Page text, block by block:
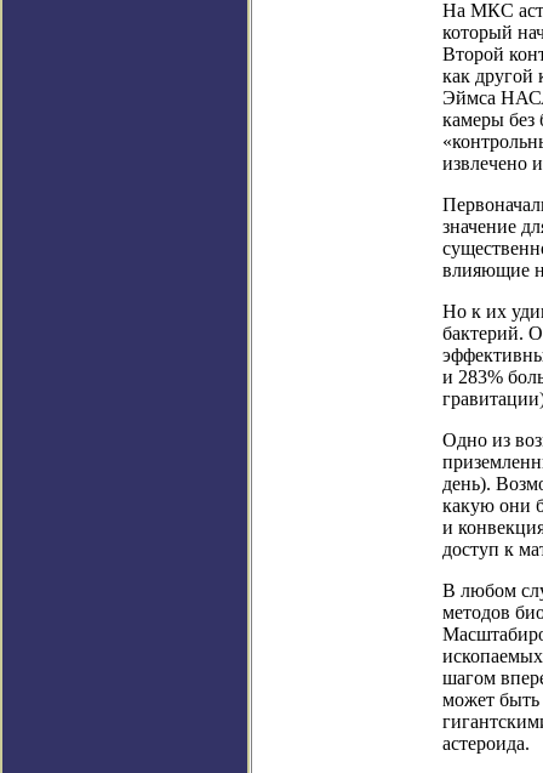
На МКС
который
Второй
как другой
Эймса
камеры без
извлечено
значение
влияющие
Но к их
бактерий.
и 283%
Одно из
день).
какую они
и
доступ к
В любом
методов
шагом
может быть
астероида.